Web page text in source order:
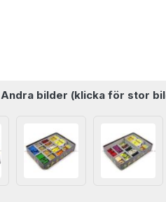
Andra bilder (klicka för stor